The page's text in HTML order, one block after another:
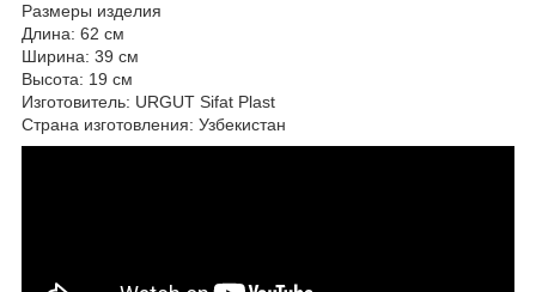
Размеры изделия
Длина: 62 см
Ширина: 39 см
Высота: 19 см
Изготовитель: URGUT Sifat Plast
Страна изготовления: Узбекистан